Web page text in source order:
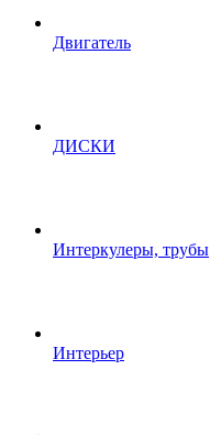
Двигатель
ДИСКИ
Интеркулеры, трубы
Интерьер